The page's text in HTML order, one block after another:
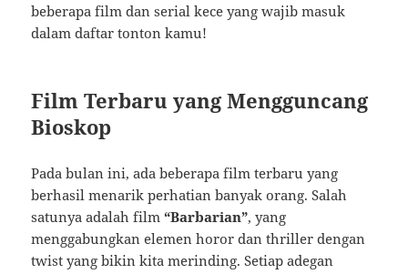
beberapa film dan serial kece yang wajib masuk
dalam daftar tonton kamu!
Film Terbaru yang Mengguncang
Bioskop
Pada bulan ini, ada beberapa film terbaru yang
berhasil menarik perhatian banyak orang. Salah
satunya adalah film“Barbarian”, yang
menggabungkan elemen horor dan thriller dengan
twist yang bikin kita merinding. Setiap adegan